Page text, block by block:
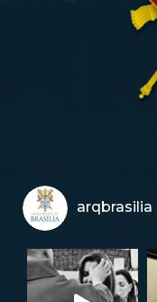
arqbrasilia